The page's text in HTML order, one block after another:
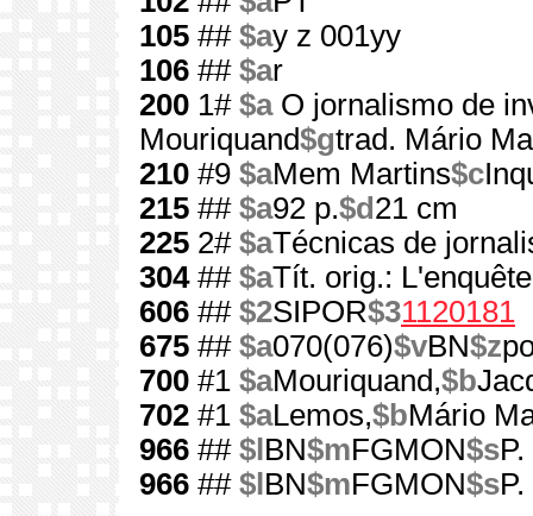
105 ## $ay z 001yy
106 ## $ar
200 1# $aO jornalismo de
Mouriquand$gtrad. Mário
210 #9 $aMem Martins$c
215 ## $a92 p.$d 21 cm
225 2# $aTécnicas de
304## $aTít. orig.: L'enquête
606 ## $2SIPOR$31120181
675 ## $a070(076)$vBN$z
700 #1 $aMouriquand,$b
702 #1 $aLemos,$bMário
966 ## $l BN$mFGMON$s
966 ## $l BN$mFGMON$s